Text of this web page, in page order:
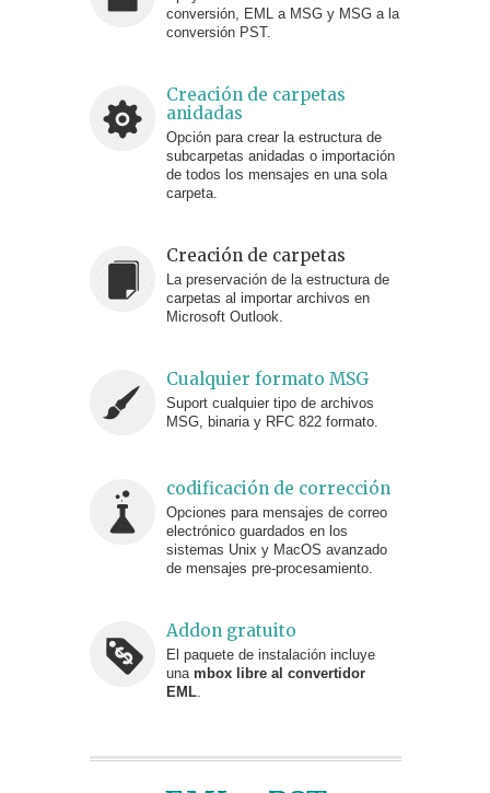
conversión, EML a MSG y MSG a la
conversión PST.
Creación de carpetas
anidadas
Opción para crear la estructura de
subcarpetas anidadas o importación
de todos los mensajes en una sola
carpeta.
Creación de carpetas
La preservación de la estructura de
carpetas al importar archivos en
Microsoft Outlook.
Cualquier formato MSG
Suport cualquier tipo de archivos
MSG, binaria y RFC 822 formato.
codificación de corrección
Opciones para mensajes de correo
electrónico guardados en los
sistemas Unix y MacOS avanzado
de mensajes pre-procesamiento.
Addon gratuito
El paquete de instalación incluye
una mbox libre al convertidor
EML.